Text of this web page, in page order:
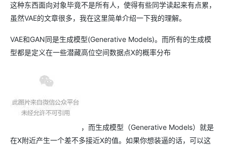
这种东西面向对象毕竟不是所有人，使得有些同学读起来有点累，
虽然VAE的文章很多，我在这里简单介绍一下我的理解。
VAE和GAN同是生成模型(Generative Models)。而所有的生成模
型都是定义在一些潜藏高位空间数据点X的概率分布
，而生成模型（Generative Models）就是
在X附近产生一个差不多接近X的值。如果你想装逼的话，可以这